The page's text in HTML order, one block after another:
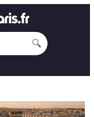
🔍